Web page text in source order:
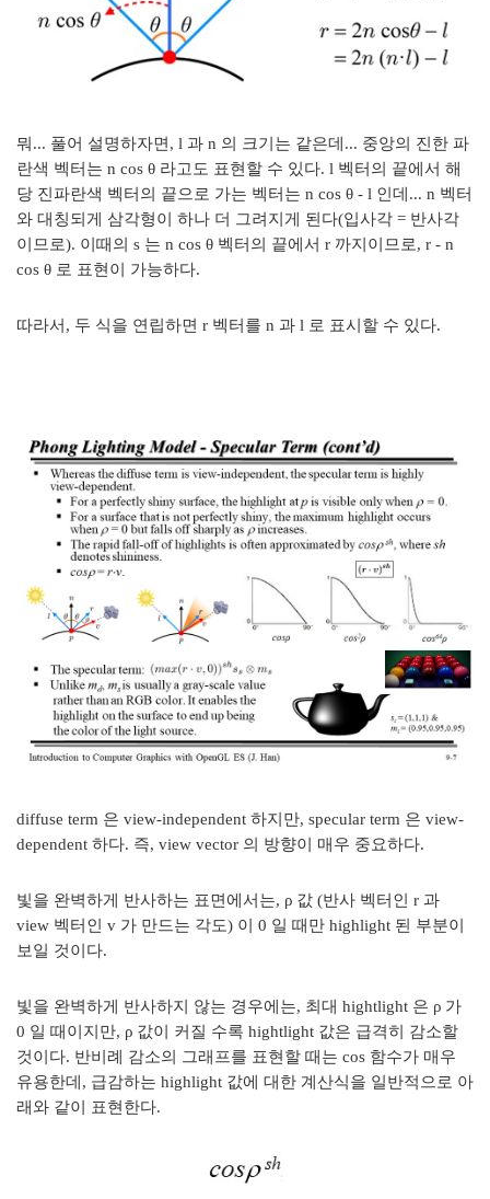
뭐... 풀어 설명하자면, l 과 n 의 크기는 같은데... 중앙의 진한 파
란색 벡터는 n cos θ 라고도 표현할 수 있다. l 벡터의 끝에서 해
당 진파란색 벡터의 끝으로 가는 벡터는 n cos θ - l 인데... n 벡터
와 대칭되게 삼각형이 하나 더 그려지게 된다(입사각 = 반사각
이므로). 이때의 s 는 n cos θ 벡터의 끝에서 r 까지이므로, r - n
cos θ 로 표현이 가능하다.
따라서, 두 식을 연립하면 r 벡터를 n 과 l 로 표시할 수 있다.
diffuse term 은 view-independent 하지만, specular term 은 view-
dependent 하다. 즉, view vector 의 방향이 매우 중요하다.
빛을 완벽하게 반사하는 표면에서는, ρ 값 (반사 벡터인 r 과
view 벡터인 v 가 만드는 각도) 이 0 일 때만 highlight 된 부분이
보일 것이다.
빛을 완벽하게 반사하지 않는 경우에는, 최대 hightlight 은 ρ 가
0 일 때이지만, ρ 값이 커질 수록 hightlight 값은 급격히 감소할
것이다. 반비례 감소의 그래프를 표현할 때는 cos 함수가 매우
유용한데, 급감하는 highlight 값에 대한 계산식을 일반적으로 아
래와 같이 표현한다.